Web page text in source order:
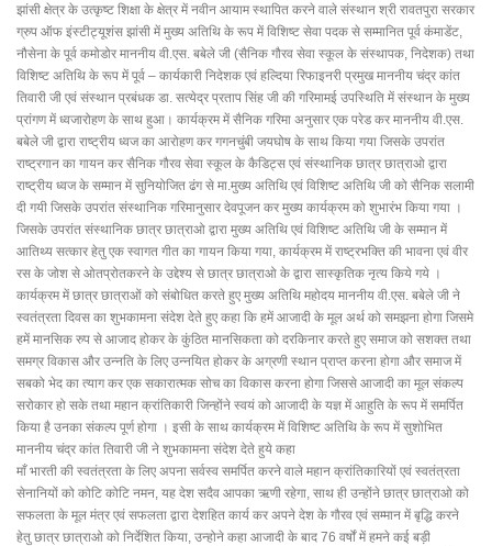
झांसी क्षेत्र के उत्कृष्ट शिक्षा के क्षेत्र में नवीन आयाम स्थापित करने वाले संस्थान श्री रावतपुरा सरकार
ग्रुप ऑफ इंस्टीट्यूशंस झांसी में मुख्य अतिथि के रूप में विशिष्ट सेवा पदक से सम्मानित पूर्व कंमाडेंट,
नौसेना के पूर्व कमोडोर माननीय वी.एस. बबेले जी (सैनिक गौरव सेवा स्कूल के संस्थापक, निदेशक) तथा
विशिष्ट अतिथि के रूप में पूर्व – कार्यकारी निदेशक एवं हल्दिया रिफाइनरी प्रमुख माननीय चंद्र कांत
तिवारी जी एवं संस्थान प्रबंधक डा. सत्येद्र प्रताप सिंह जी की गरिमामई उपस्थिति में संस्थान के मुख्य
प्रांगण में ध्वजारोहण के साथ हुआ। कार्यक्रम में सैनिक गरिमा अनुसार एक परेड कर माननीय वी.एस.
बबेले जी द्वारा राष्ट्रीय ध्वज का आरोहण कर गगनचुंबी जयघोष के साथ किया गया जिसके उपरांत
राष्ट्रगान का गायन कर सैनिक गौरव सेवा स्कूल के कैडिट्स एवं संस्थानिक छात्र छात्राओ द्वारा
राष्ट्रीय ध्वज के सम्मान में सुनियोजित ढंग से मा.मुख्य अतिथि एवं विशिष्ट अतिथि जी को सैनिक सलामी
दी गयी जिसके उपरांत संस्थानिक गरिमानुसार देवपूजन कर मुख्य कार्यक्रम को शुभारंभ किया गया ।
जिसके उपरांत संस्थानिक छात्र छात्राओ द्वारा मुख्य अतिथि एवं विशिष्ट अतिथि जी के सम्मान में
आतिथ्य सत्कार हेतु एक स्वागत गीत का गायन किया गया, कार्यक्रम में राष्ट्रभक्ति की भावना एवं वीर
रस के जोश से ओतप्रोतकरने के उद्देश्य से छात्र छात्राओ के द्वारा सास्कृतिक नृत्य किये गये ।
कार्यक्रम में छात्र छात्राओं को संबोधित करते हुए मुख्य अतिथि महोदय माननीय वी.एस. बबेले जी ने
स्वतंत्रता दिवस का शुभकामना संदेश देते हुए कहा कि हमें आजादी के मूल अर्थ को समझना होगा जिसमे
हमें मानसिक रुप से आजाद होकर के कुंठित मानसिकता को दरकिनार करते हुए समाज को सशक्त तथा
समग्र विकास और उन्नति के लिए उन्नयित होकर के अग्रणी स्थान प्राप्त करना होगा और समाज में
सबको भेद का त्याग कर एक सकारात्मक सोच का विकास करना होगा जिससे आजादी का मूल संकल्प
सरोकार हो सके तथा महान क्रांतिकारी जिन्होंने स्वयं को आजादी के यज्ञ में आहुति के रूप में समर्पित
किया है उनका संकल्प पूर्ण होगा । इसी के साथ कार्यक्रम में विशिष्ट अतिथि के रूप में सुशोभित
माननीय चंद्र कांत तिवारी जी ने शुभकामना संदेश देते हुये कहा
माँ भारती की स्वतंत्रता के लिए अपना सर्वस्व समर्पित करने वाले महान क्रांतिकारियों एवं स्वतंत्रता
सेनानियों को कोटि कोटि नमन, यह देश सदैव आपका ऋणी रहेगा, साथ ही उन्होंने छात्र छात्राओ को
सफलता के मूल मंत्र एवं सफलता द्वारा देशहित कार्य कर अपने देश के गौरव एवं सम्मान में बृद्धि करने
हेतु छात्र छात्राओ को निर्देशित किया, उन्होने कहा आजादी के बाद 76 वर्षों में हमने कई बड़ी